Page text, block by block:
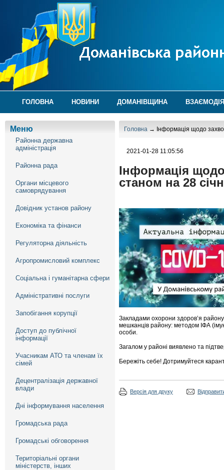
ГОЛОВНА НОВИНИ ДОМАНІВЩИНА
Меню
Районна державна
адміністрація
Районна рада
Органи місцевого
самоврядування
Довідник установ району
Економіка та фінанси
Регуляторна діяльність
Агропромисловий комплекс
Соціальна і гуманітарна сфери
Адміністративні послуги
Запобігання корупції
Доступ до публічної
інформації
Учасникам АТО та членам їх
сімей
Децентралізація державної
влади
Дні інформування населення
Громадська рада
Громадські обговорення
Територіальні органи
міністерств, інших
Головна → Інформація щодо
2021-01-28 11:05:56
Інформація
станом на 28
Закладами охорони здоров’я
мешканців району: методом ІФА
особи.
Загалом у районі виявлено та
Бережіть себе! Дотримуйтеся
Версія для друку